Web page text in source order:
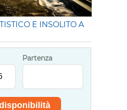
E INSOLITO A
Partenza